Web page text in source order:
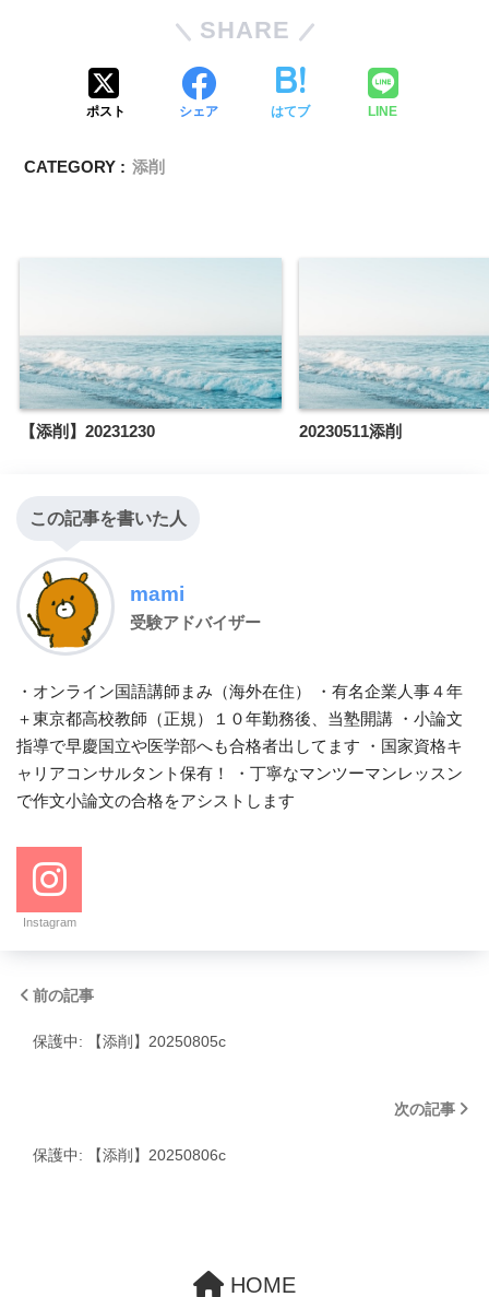
SHARE
ポスト シェア はてブ LINE
CATEGORY : 添削
【添削】20231230 20230511添削
この記事を書いた人
mami
受験アドバイザー
・オンライン国語講師まみ（海外在住） ・有名企業人事４年
＋東京都高校教師（正規）１０年勤務後、当塾開講 ・小論文
指導で早慶国立や医学部へも合格者出してます ・国家資格キ
ャリアコンサルタント保有！ ・丁寧なマンツーマンレッスン
で作文小論文の合格をアシストします
Instagram
前の記事
保護中: 【添削】20250805c
次の記事
保護中: 【添削】20250806c
HOME